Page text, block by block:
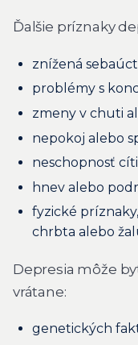
Ďalšie príznaky
znížená
problémy s
zmeny v chuti
nepokoj alebo
neschopnosť
hnev alebo
fyzické
chrbta alebo
Depresia môže
vrátane:
genetických